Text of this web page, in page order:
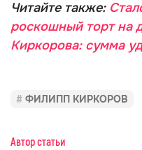
Читайте также:
роскошный торт на
Киркорова: сумма
ФИЛИПП КИРКОРОВ
Автор статьи